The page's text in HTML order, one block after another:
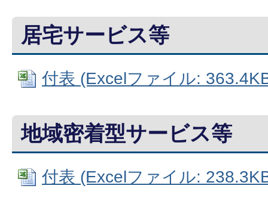
居宅サービス等
付表 (Excelファイル:
地域密着型サービス等
付表 (Excelファイル: